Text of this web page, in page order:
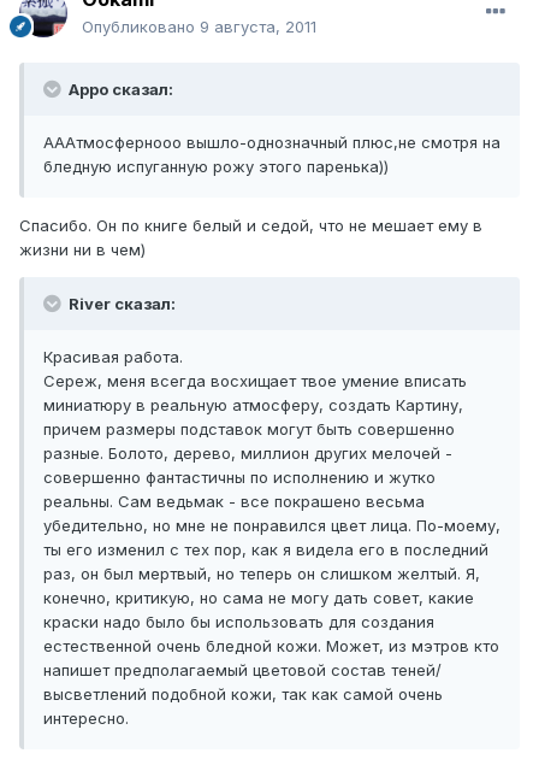
Опубликовано 9 августа, 2011
Арро сказал:
АААтмосфернооо вышло-однозначный плюс,не смотря на
бледную испуганную рожу этого паренька))
Спасибо. Он по книге белый и седой, что не мешает ему в
жизни ни в чем)
River сказал:
Красивая работа.
Сереж, меня всегда восхищает твое умение вписать
миниатюру в реальную атмосферу, создать Картину,
причем размеры подставок могут быть совершенно
разные. Болото, дерево, миллион других мелочей -
совершенно фантастичны по исполнению и жутко
реальны. Сам ведьмак - все покрашено весьма
убедительно, но мне не понравился цвет лица. По-моему,
ты его изменил с тех пор, как я видела его в последний
раз, он был мертвый, но теперь он слишком желтый. Я,
конечно, критикую, но сама не могу дать совет, какие
краски надо было бы использовать для создания
естественной очень бледной кожи. Может, из мэтров кто
напишет предполагаемый цветовой состав теней/
высветлений подобной кожи, так как самой очень
интересно.